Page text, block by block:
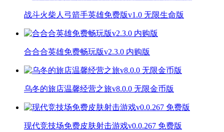
战斗火柴人弓箭手英雄免费版v1.0 无限生命版
合合合英雄免费畅玩版v2.3.0 内购版
乌冬的旅店温馨经营之旅v8.0.0 无限金币版
现代竞技场免费皮肤射击游戏v0.0.267 免费版